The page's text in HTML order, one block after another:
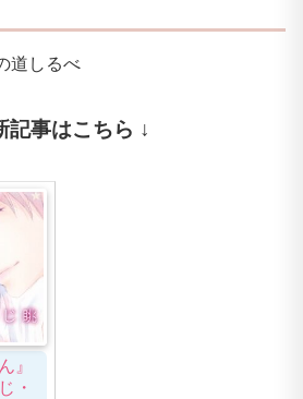
道しるべ
記事はこちら ↓
』
・